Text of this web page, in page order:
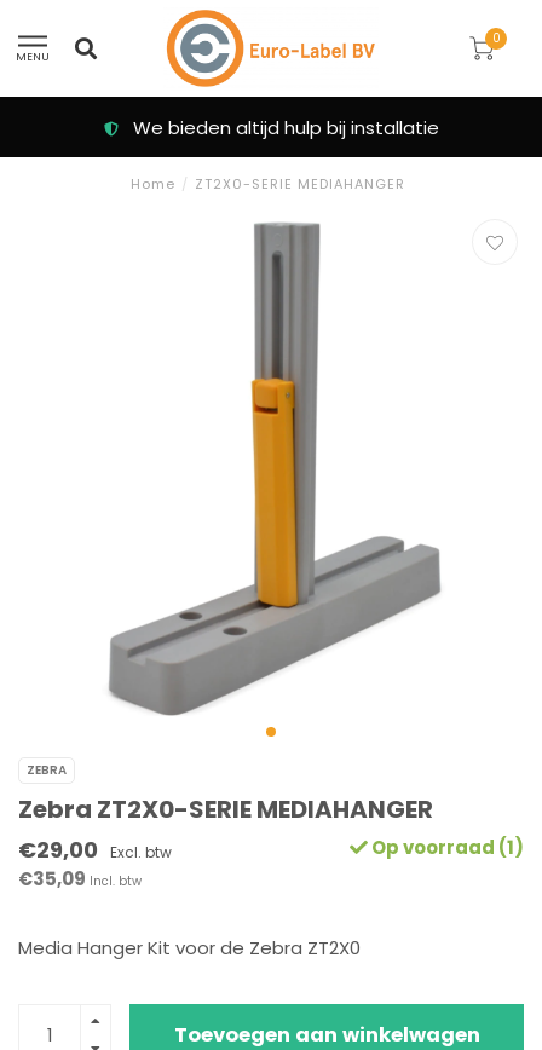
MENU
0
We bieden altijd hulp bij installatie
Home / ZT2X0-SERIE MEDIAHANGER
ZEBRA
Zebra ZT2X0-SERIE MEDIAHANGER
€29,00 Excl. btw
€35,09 Incl. btw
Op voorraad (1)
Media Hanger Kit voor de Zebra ZT2X0
Toevoegen aan winkelwagen